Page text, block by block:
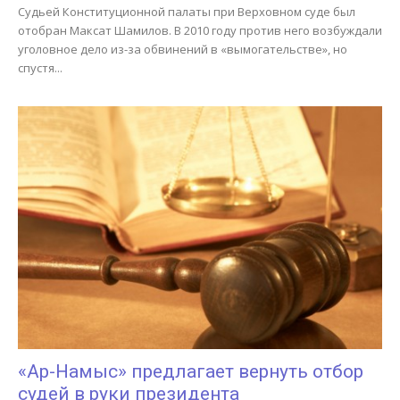
Судьей Конституционной палаты при Верховном суде был
отобран Максат Шамилов. В 2010 году против него возбуждали
уголовное дело из-за обвинений в «вымогательстве», но
спустя...
«Ар-Намыс» предлагает вернуть отбор
судей в руки президента